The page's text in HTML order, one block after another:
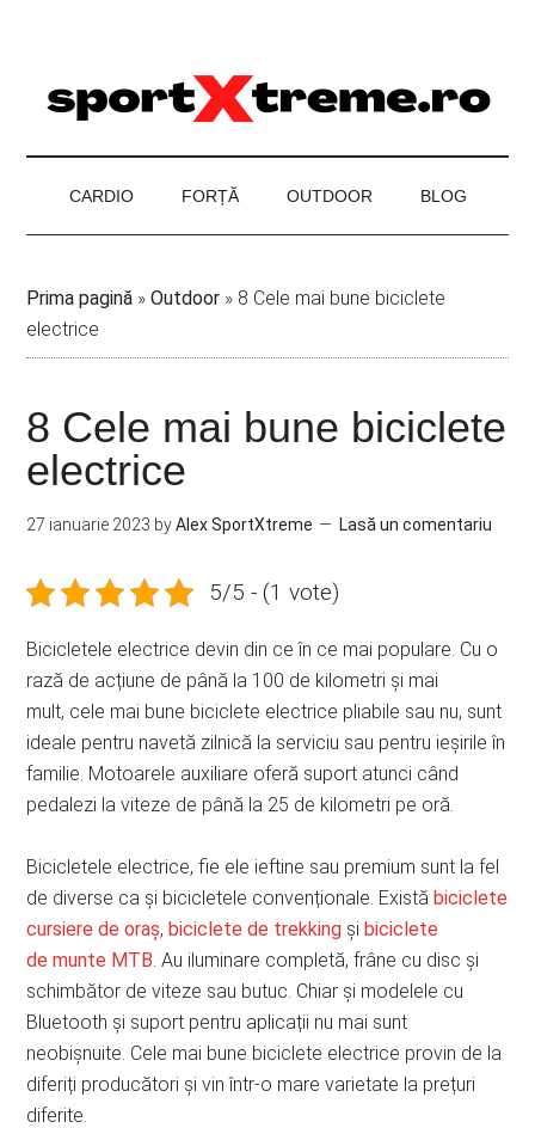
content
CARDIO FORȚĂ OUTDOOR BLOG
Prima pagină »Outdoor » 8 Cele mai bune biciclete
electrice
8 Cele mai bune biciclete
electrice
27 ianuarie 2023 byAlex SportXtreme Lasă un comentariu
5/5 - (1 vote)
Bicicletele electrice devin din ce în ce mai populare. Cu o
rază de acțiune de până la 100 de kilometri și mai
mult, cele mai bune biciclete electrice pliabile sau nu, sunt
ideale pentru navetă zilnică la serviciu sau pentru ieșirile în
familie. Motoarele auxiliare oferă suport atunci când
pedalezi la viteze de până la 25 de kilometri pe oră.
Bicicletele electrice, fie ele ieftine sau premium sunt la fel
de diverse ca și bicicletele convenționale. Existăbiciclete
cursiere de oraș,biciclete de trekking șibiciclete
de munte MTB. Au iluminare completă, frâne cu disc și
schimbător de viteze sau butuc. Chiar și modelele cu
Bluetooth și suport pentru aplicații nu mai sunt
neobișnuite. Cele mai bune biciclete electrice provin de la
diferiți producători și vin într-o mare varietate la prețuri
diferite.